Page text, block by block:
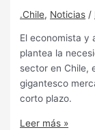
.Chile, Noticias /
El economista y
plantea la
sector en Chile,
gigantesco
corto plazo.
Leer más »